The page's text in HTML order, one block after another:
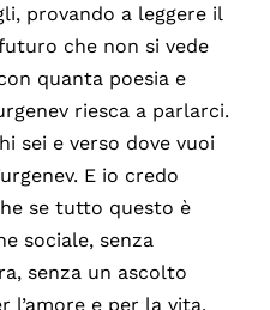
provando a leggere il
che non si vede
quanta poesia e
riesca a parlarci.
sei e verso dove vuoi
E io credo
se tutto questo è
sociale, senza
senza un ascolto
l’amore e per la vita.